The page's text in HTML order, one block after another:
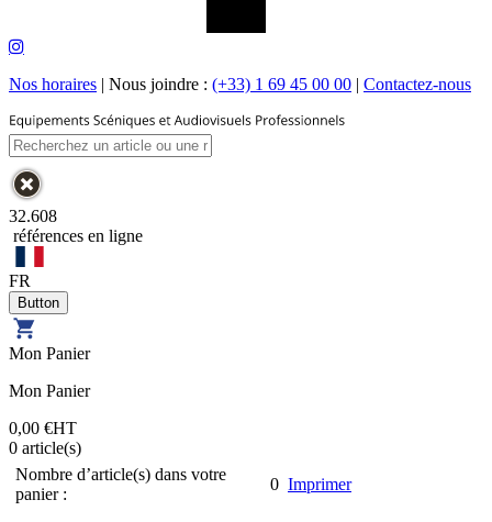
Nos horaires | Nous joindre : (+33) 1 69 45 00 00 | Contactez-nous
32.608
références en ligne
FR
Mon Panier
Mon Panier
0,00 €HT
0 article(s)
Nombre d’article(s) dans votre
panier :
0 Imprimer